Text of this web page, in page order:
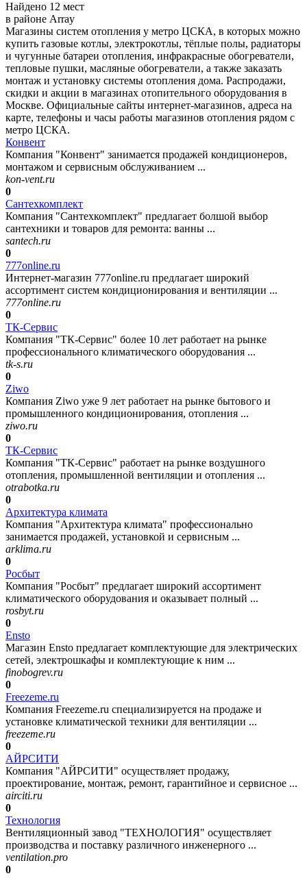
Найдено 12 мест
в районе Array
Магазины систем отопления у метро ЦСКА, в которых можно
купить газовые котлы, электрокотлы, тёплые полы, радиаторы
и чугунные батареи отопления, инфракрасные обогреватели,
тепловые пушки, масляные обогреватели, а также заказать
монтаж и установку системы отопления дома. Распродажи,
скидки и акции в магазинах отопительного оборудования в
Москве. Официальные сайты интернет-магазинов, адреса на
карте, телефоны и часы работы магазинов отопления рядом с
метро ЦСКА.
Конвент
Компания "Конвент" занимается продажей кондиционеров,
монтажом и сервисным обслуживанием ...
kon-vent.ru
0
Сантехкомплект
Компания "Сантехкомплект" предлагает болшой выбор
сантехники и товаров для ремонта: ванны ...
santech.ru
0
777online.ru
Интернет-магазин 777online.ru предлагает широкий
ассортимент систем кондиционирования и вентиляции ...
777online.ru
0
ТК-Сервис
Компания "ТК-Сервис" более 10 лет работает на рынке
профессионального климатического оборудования ...
tk-s.ru
0
Ziwo
Компания Ziwo уже 9 лет работает на рынке бытового и
промышленного кондиционирования, отопления ...
ziwo.ru
0
ТК-Сервис
Компания "ТК-Сервис" работает на рынке воздушного
отопления, промышленной вентиляции и отопления ...
otrabotka.ru
0
Архитектура климата
Компания "Архитектура климата" профессионально
занимается продажей, установкой и сервисным ...
arklima.ru
0
Росбыт
Компания "Росбыт" предлагает широкий ассортимент
климатического оборудования и оказывает полный ...
rosbyt.ru
0
Ensto
Магазин Ensto предлагает комплектующие для электрических
сетей, электрошкафы и комплектующие к ним ...
finobogrev.ru
0
Freezeme.ru
Компания Freezeme.ru специализируется на продаже и
установке климатической техники для вентиляции ...
freezeme.ru
0
АЙРСИТИ
Компания "АЙРСИТИ" осуществляет продажу,
проектирование, монтаж, ремонт, гарантийное и сервисное ...
airciti.ru
0
Технология
Вентиляционный завод "ТЕХНОЛОГИЯ" осуществляет
производства и поставку различного инженерного ...
ventilation.pro
0